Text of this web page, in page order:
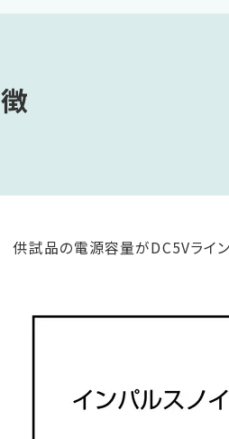
特徴
供試品の電源容量がDC5Vライ